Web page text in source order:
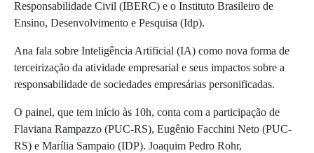
Responsabilidade Civil (IBERC) e o Instituto Brasileiro de
Ensino, Desenvolvimento e Pesquisa (Idp).
Ana fala sobre Inteligência Artificial (IA) como nova forma de
terceirização da atividade empresarial e seus impactos sobre a
responsabilidade de sociedades empresárias personificadas.
O painel, que tem início às 10h, conta com a participação de
Flaviana Rampazzo (PUC-RS), Eugênio Facchini Neto (PUC-
RS) e Marília Sampaio (IDP). Joaquim Pedro Rohr,